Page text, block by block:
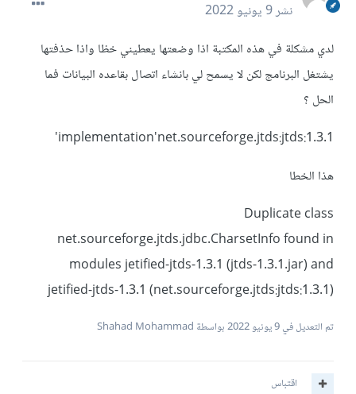
نشر9 يونيو 2022
لدي مشكلة في هذه المكتبة اذا وضعتها يعطيني خظا واذا حذفتها
يشتغل البرنامج لكن لا يسمح لي بانشاء اتصال بقاعده البيانات فما
الحل ؟
implementation'net.sourceforge.jtds:jtds:1.3.1'
هذا الخطا
Duplicate class
net.sourceforge.jtds.jdbc.CharsetInfo found in
modules jetified-jtds-1.3.1 (jtds-1.3.1.jar) and
jetified-jtds-1.3.1 (net.sourceforge.jtds:jtds:1.3.1)
تم التعديل في9 يونيو 2022 بواسطة Shahad Mohammad
اقتباس